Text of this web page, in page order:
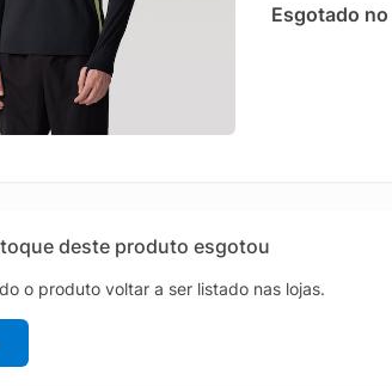
Esgotado
deste produto esgotou
o produto voltar a ser listado nas lojas.